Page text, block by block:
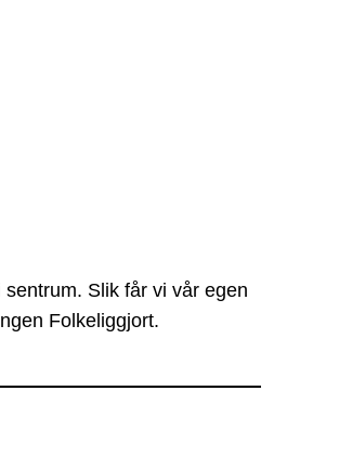
Slik får vi vår egen
Folkeliggjort.